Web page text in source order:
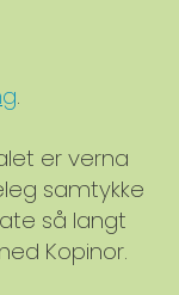
.
er verna
samtykke
så langt
Kopinor.